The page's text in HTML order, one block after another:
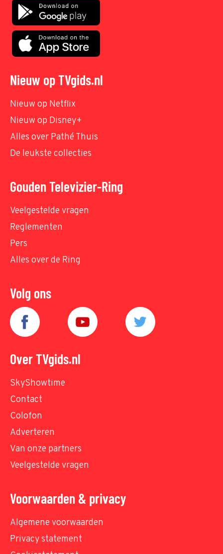
Nieuw op TVgids.nl
Nieuw op Netflix
Nieuw op Disney+
Alles over Pathé Thuis
De leukste collecties
Gouden Televizier-Ring
Veelgestelde vragen
Reglementen
Pers
Alles over de Ring
Volg ons
Over TVgids.nl
SkyShowtime
Contact
Colofon
Adverteren
Van onze partners
Veelgestelde vragen
Voorwaarden & privacy
Algemene voorwaarden
Privacy statement